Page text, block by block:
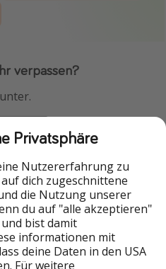
verpassen?
Group
HolidayPirates
WakacyjniPiraci
Ferienpiraten
ViajerosPiratas
Privatsphäre
Nutzererfahrung zu
dich zugeschnittene
die Nutzung unserer
du auf "alle akzeptieren"
bist damit
informationen mit
deine Daten in den USA
Für weitere